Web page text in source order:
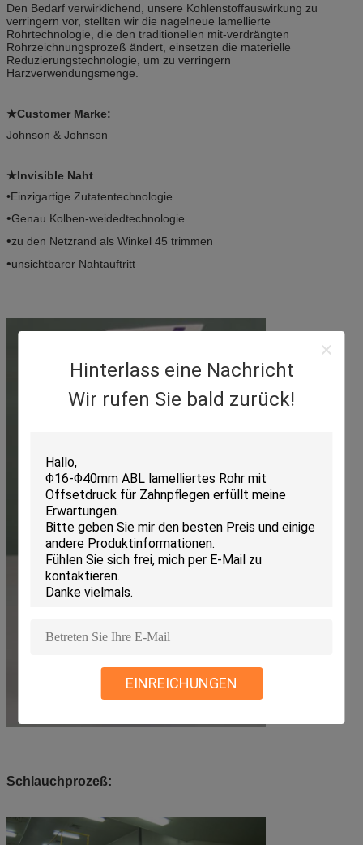
Hinterlass eine Nachricht
Wir rufen Sie bald zurück!
EINREICHUNGEN
Den Bedarf verwirklichend, unsere Kohlenstoffauswirkung zu
verringern vor, stellten wir die nagelneue lamellierte
Rohrtechnologie, die den traditionellen mit-verdrängten
Rohrzeichnungsprozeß ändert, einsetzen die materielle
Reduzierungstechnologie, um zu verringern
Harzverwendungsmenge.
★Customer Marke:
Johnson & Johnson
★Invisible Naht
•Einzigartige Zutatentechnologie
•Genau Kolben-weidedtechnologie
•zu den Netzrand als Winkel 45 trimmen
•unsichtbarer Nahtauftritt
Schlauchprozeß: